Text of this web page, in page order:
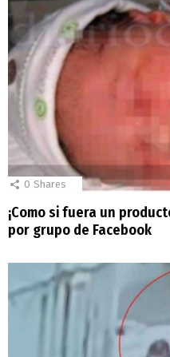
0 Shares
¡Como si fuera un
por grupo de Facebook